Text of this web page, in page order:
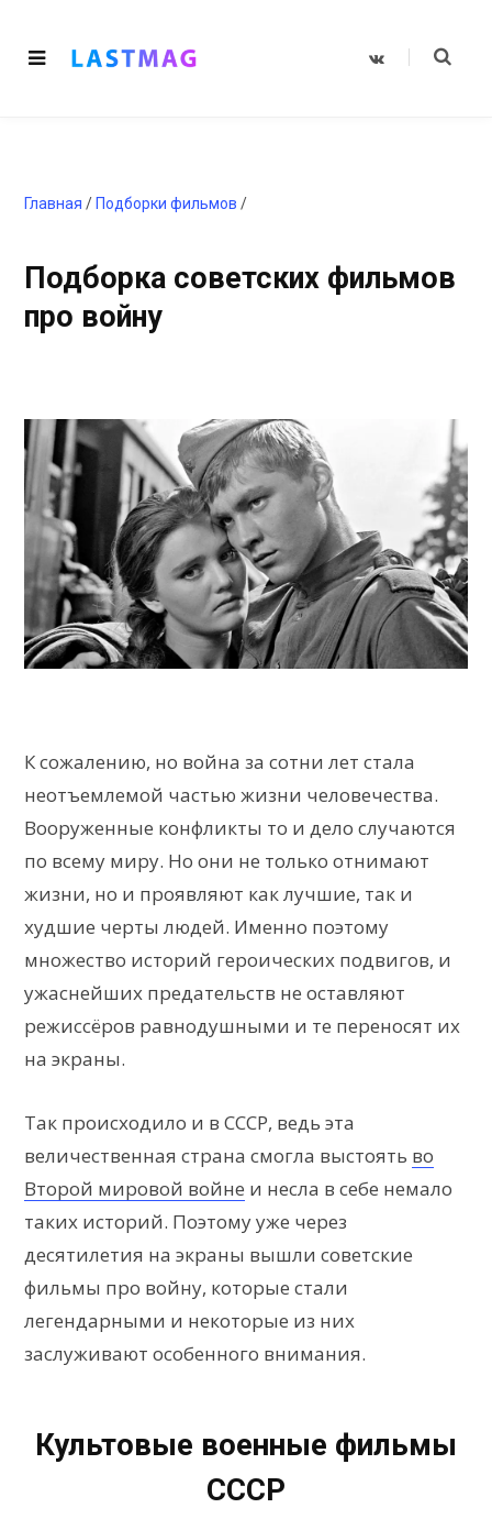
V
Главная / Подборки фильмов /
Подборка советских фильмов
про войну
К сожалению, но война за сотни лет стала
неотъемлемой частью жизни человечества.
Вооруженные конфликты то и дело случаются
по всему миру. Но они не только отнимают
жизни, но и проявляют как лучшие, так и
худшие черты людей. Именно поэтому
множество историй героических подвигов, и
ужаснейших предательств не оставляют
режиссёров равнодушными и те переносят их
на экраны.
Так происходило и в СССР, ведь эта
величественная страна смогла выстоять во
Второй мировой войне и несла в себе немало
таких историй. Поэтому уже через
десятилетия на экраны вышли советские
фильмы про войну, которые стали
легендарными и некоторые из них
заслуживают особенного внимания.
Культовые военные фильмы
СССР